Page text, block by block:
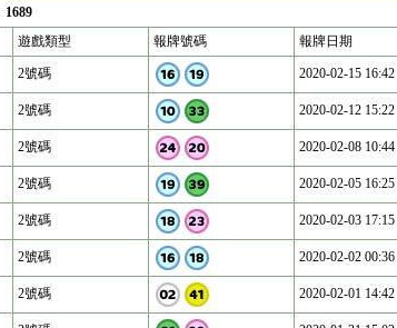
1689
遊戲類型 報牌號碼 報牌日期
2號碼 2020-02-15 16:42
2號碼 2020-02-12 15:22
2號碼 2020-02-08 10:44
2號碼 2020-02-05 16:25
2號碼 2020-02-03 17:15
2號碼 2020-02-02 00:36
2號碼 2020-02-01 14:42